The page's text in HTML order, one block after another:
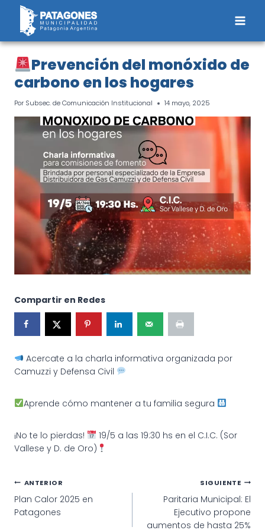
Saltar
contenido
Prevención del monóxido de
carbono en los hogares
Por Subsec. de Comunicación Institucional 14 mayo, 2025
Compartir en Redes
Acercate a la charla informativa organizada por
Camuzzi y Defensa Civil
Aprende cómo mantener a tu familia segura
¡No te lo pierdas!
19/5 a las 19:30 hs en el C.I.C. (Sor
Vallese y D. de Oro)
Navegación
de
ANTERIOR
Plan Calor 2025 en
Patagones
SIGUIENTE
Paritaria Municipal: El
Ejecutivo propone
aumentos de hasta 25%